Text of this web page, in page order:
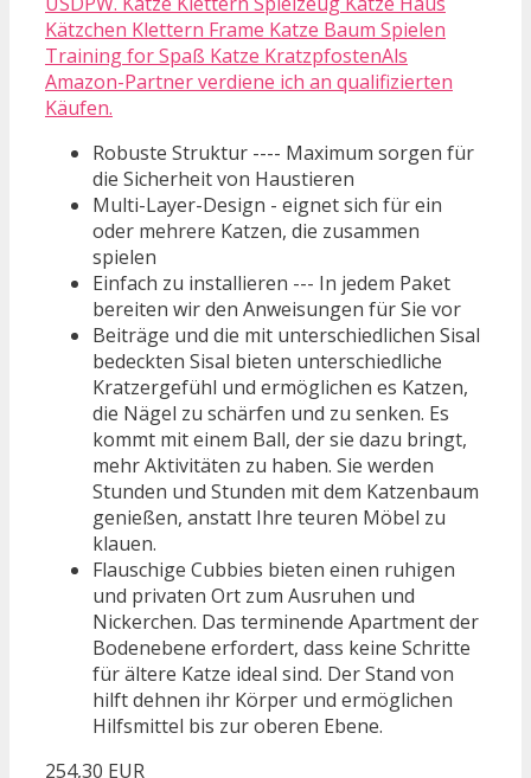
Kätzchen Klettern Frame Katze Baum Spielen
Training for Spaß Katze KratzpfostenAls
Amazon-Partner verdiene ich an qualifizierten
Käufen.
Robuste Struktur ---- Maximum sorgen für
die Sicherheit von Haustieren
Multi-Layer-Design - eignet sich für ein
oder mehrere Katzen, die zusammen
spielen
Einfach zu installieren --- In jedem Paket
bereiten wir den Anweisungen für Sie vor
Beiträge und die mit unterschiedlichen Sisal
bedeckten Sisal bieten unterschiedliche
Kratzergefühl und ermöglichen es Katzen,
die Nägel zu schärfen und zu senken. Es
kommt mit einem Ball, der sie dazu bringt,
mehr Aktivitäten zu haben. Sie werden
Stunden und Stunden mit dem Katzenbaum
genießen, anstatt Ihre teuren Möbel zu
klauen.
Flauschige Cubbies bieten einen ruhigen
und privaten Ort zum Ausruhen und
Nickerchen. Das terminende Apartment der
Bodenebene erfordert, dass keine Schritte
für ältere Katze ideal sind. Der Stand von
hilft dehnen ihr Körper und ermöglichen
Hilfsmittel bis zur oberen Ebene.
254,30 EUR